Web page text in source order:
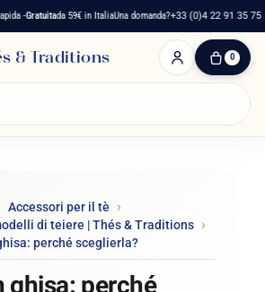
-Gratuitada 59€ in ItaliaUna domanda?+33 (0)4 22 91 35 75
& Traditions 0
0
Accessori per il tè
di teiere | Thés & Traditions
perché sceglierla?
ghisa: perché